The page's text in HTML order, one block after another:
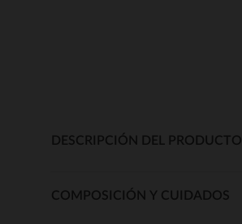
DESCRIPCIÓN DEL PRODUCTO
COMPOSICIÓN Y CUIDADOS